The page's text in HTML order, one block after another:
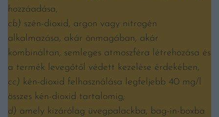
hozzáadása,
cb) szén-dioxid, argon vagy nitrogén
alkalmazása, akár önmagában, akár
kombináltan, semleges atmoszféra létrehozása és
a termék levegőtől védett kezelése érdekében,
cc) kén-dioxid felhasználása legfeljebb 40 mg/l
összes kén-dioxid tartalomig;
d) amely kizárólag üvegpalackba, bag-in-boxba